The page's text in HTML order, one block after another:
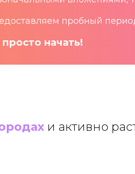
пробный
начать!
и активно